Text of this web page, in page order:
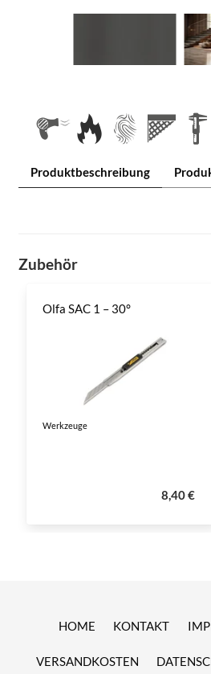
Produktbeschreibung
Zubehör
Olfa SAC 1 – 30°
Werkzeuge
8,40 €
HOME KONTAKT
VERSANDKOSTEN